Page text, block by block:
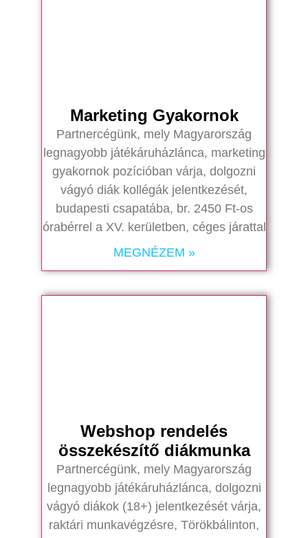
Marketing Gyakornok
Partnercégünk, mely Magyarország
legnagyobb játékáruházlánca, marketing
gyakornok pozícióban várja, dolgozni
vágyó diák kollégák jelentkezését,
budapesti csapatába, br. 2450 Ft-os
órabérrel a XV. kerületben, céges járattal
MEGNÉZEM »
Webshop rendelés
összekészítő diákmunka
Partnercégünk, mely Magyarország
legnagyobb játékáruházlánca, dolgozni
vágyó diákok (18+) jelentkezését várja,
raktári munkavégzésre, Törökbálinton,